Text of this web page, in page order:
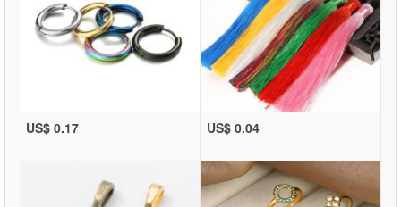
US$ 0.17 US$ 0.04